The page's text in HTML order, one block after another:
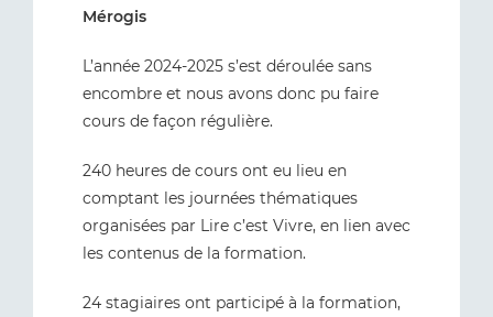
Mérogis
L’année 2024-2025 s’est déroulée sans
encombre et nous avons donc pu faire
cours de façon régulière.
240 heures de cours ont eu lieu en
comptant les journées thématiques
organisées par Lire c’est Vivre, en lien avec
les contenus de la formation.
24 stagiaires ont participé à la formation,